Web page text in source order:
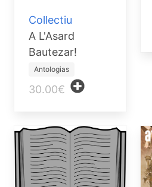
Collectiu
A L'Asard
Bautezar!
Antologias
30.00€